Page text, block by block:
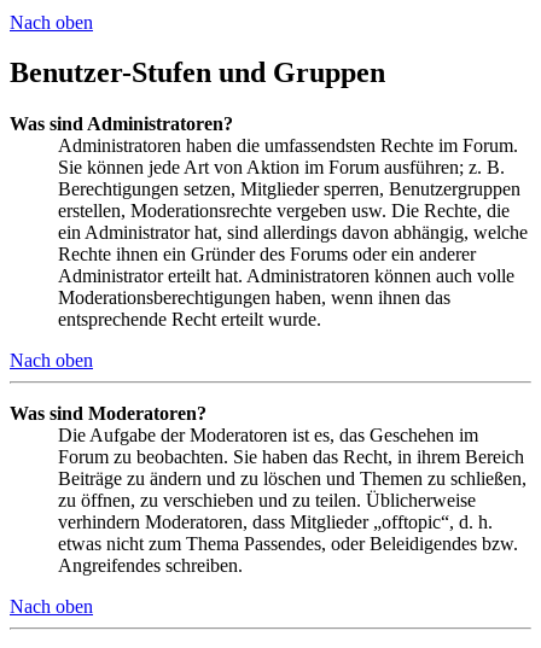
Nach oben
Benutzer-Stufen und Gruppen
Was sind Administratoren?
Administratoren haben die umfassendsten Rechte im Forum.
Sie können jede Art von Aktion im Forum ausführen; z. B.
Berechtigungen setzen, Mitglieder sperren, Benutzergruppen
erstellen, Moderationsrechte vergeben usw. Die Rechte, die
ein Administrator hat, sind allerdings davon abhängig, welche
Rechte ihnen ein Gründer des Forums oder ein anderer
Administrator erteilt hat. Administratoren können auch volle
Moderationsberechtigungen haben, wenn ihnen das
entsprechende Recht erteilt wurde.
Nach oben
Was sind Moderatoren?
Die Aufgabe der Moderatoren ist es, das Geschehen im
Forum zu beobachten. Sie haben das Recht, in ihrem Bereich
Beiträge zu ändern und zu löschen und Themen zu schließen,
zu öffnen, zu verschieben und zu teilen. Üblicherweise
verhindern Moderatoren, dass Mitglieder „offtopic“, d. h.
etwas nicht zum Thema Passendes, oder Beleidigendes bzw.
Angreifendes schreiben.
Nach oben